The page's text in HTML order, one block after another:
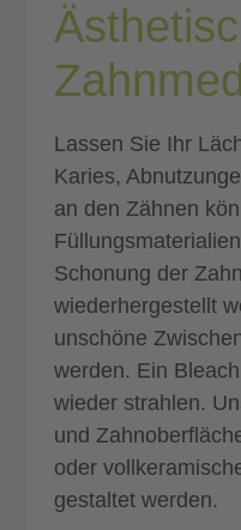
Lassen Sie Ihr
Karies,
an den Zähnen
Schonung der
wiederhergestellt
unschöne
werden. Ein
wieder strahlen.
und
oder
gestaltet werden.